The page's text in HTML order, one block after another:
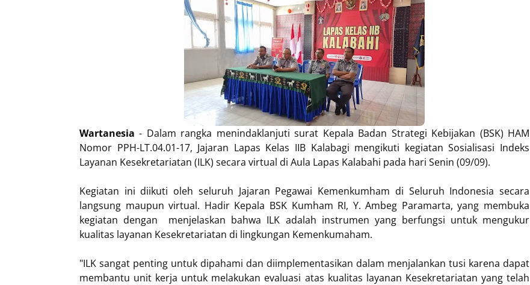
Wartanesia - Dalam rangka menindaklanjuti surat Kepala Badan Strategi Kebijakan (BSK) HAM
Nomor PPH-LT.04.01-17, Jajaran Lapas Kelas IIB Kalabagi mengikuti kegiatan Sosialisasi Indeks
Layanan Kesekretariatan (ILK) secara virtual di Aula Lapas Kalabahi pada hari Senin (09/09).
Kegiatan ini diikuti oleh seluruh Jajaran Pegawai Kemenkumham di Seluruh Indonesia secara
langsung maupun virtual. Hadir Kepala BSK Kumham RI, Y. Ambeg Paramarta, yang membuka
kegiatan dengan menjelaskan bahwa ILK adalah instrumen yang berfungsi untuk mengukur
kualitas layanan Kesekretariatan di lingkungan Kemenkumaham.
"ILK sangat penting untuk dipahami dan diimplementasikan dalam menjalankan tusi karena dapat
membantu unit kerja untuk melakukan evaluasi atas kualitas layanan Kesekretariatan yang telah